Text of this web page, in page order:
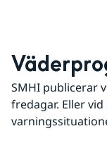
SMHI publicerar
fredagar. Eller